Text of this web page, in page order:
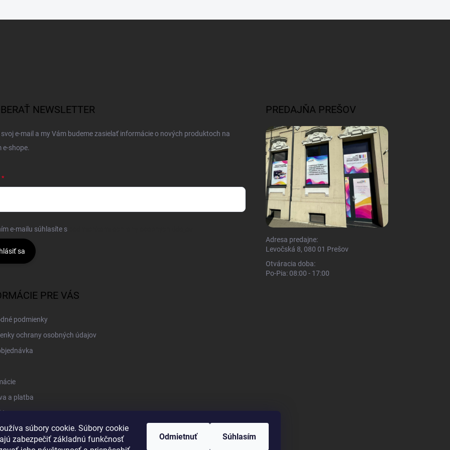
súbory cookie. Súbory cookie
zabezpečiť základnú funkčnosť
Odmietnuť Súhlasím
NEWSLETTER
e-mail a my Vám budeme zasielať informácie o nových produktoch na
e-shope.
e-mailu súhlasíte s
sa
PREDAJŇA PREŠOV
Adresa predajne:
Levočská 8, 080 01 Prešov
Otváracia doba:
Po-Pia: 08:00 - 17:00
PRE VÁS
podmienky
ochrany osobných údajov
a platba